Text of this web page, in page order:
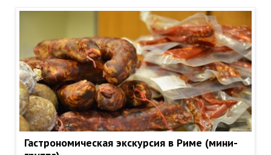
Гастрономическая экскурсия в Риме (мини-